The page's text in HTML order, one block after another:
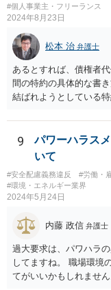
#個人事業主・フリーランス
2024年8月23日
松本 治 弁護士
あるとすれば、債権者
間の特約の具体的な書
結ばれようとしている
9
パワーハラス
いて
#安全配慮義務違反 #労働・
#環境・エネルギー業界
2024年5月24日
内藤 政信 弁護士
過大要求は、パワハラ
してますね。 職場環境
てがいいかもしれませ